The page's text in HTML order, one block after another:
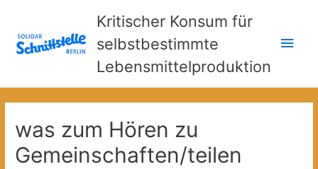
Kritischer Konsum für
selbstbestimmte
Lebensmittelproduktion
was zum Hören zu
Gemeinschaften/teilen